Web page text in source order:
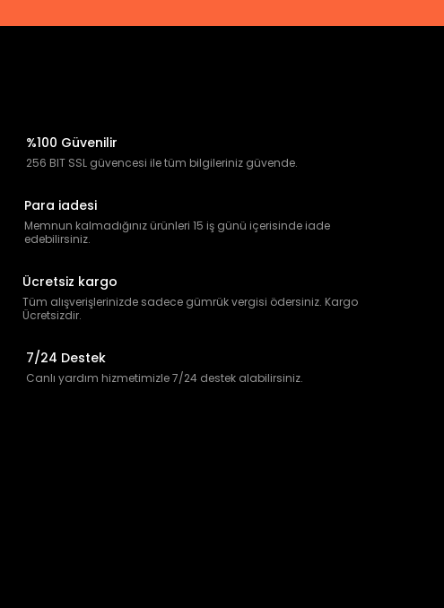
%100 Güvenilir
256 BIT SSL güvencesi ile tüm bilgileriniz güvende.
Para iadesi
Memnun kalmadığınız ürünleri 15 iş günü içerisinde iade
edebilirsiniz.
Ücretsiz kargo
Tüm alışverişlerinizde sadece gümrük vergisi ödersiniz. Kargo
Ücretsizdir.
7/24 Destek
Canlı yardım hizmetimizle 7/24 destek alabilirsiniz.